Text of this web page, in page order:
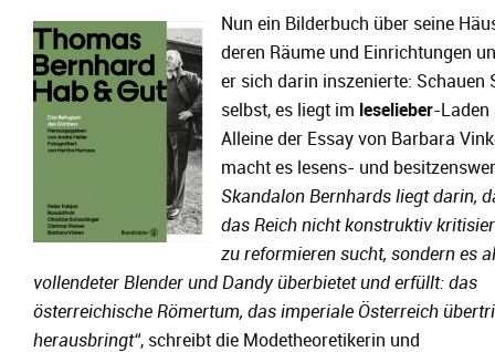
Nun ein Bilderbuch über seine
deren Räume und Einrichtungen
er sich darin inszenierte: Schauen
selbst, es liegt im leselieber-Laden
Alleine der Essay von Barbara
macht es lesens- und
Skandalon Bernhards liegt darin,
das Reich nicht konstruktiv
zu reformieren sucht, sondern es
vollendeter Blender und Dandy überbietet und erfüllt: das
österreichische Römertum, das imperiale Österreich
herausbringt“, schreibt die Modetheoretikerin und